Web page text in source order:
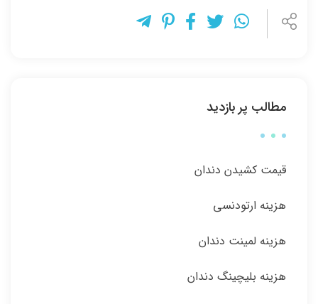
مطالب پر بازدید
قیمت کشیدن دندان
هزینه ارتودنسی
هزینه لمینت دندان
هزینه بلیچینگ دندان